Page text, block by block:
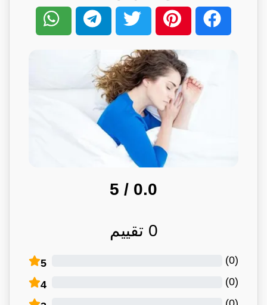
0.0
/ 5
0 تقييم
5 (
0
)
4 (
0
)